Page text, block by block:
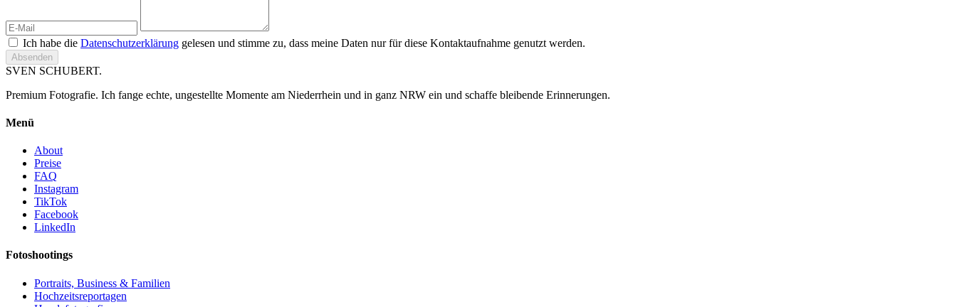
Ich habe die Datenschutzerklärung gelesen und stimme zu, dass meine Daten nur für diese Kontaktaufnahme genutzt werden.
Absenden
SVEN SCHUBERT.
Premium Fotografie. Ich fange echte, ungestellte Momente am Niederrhein und in ganz NRW ein und schaffe bleibende Erinnerungen.
Menü
About
Preise
FAQ
Instagram
TikTok
Facebook
LinkedIn
Fotoshootings
Portraits, Business & Familien
Hochzeitsreportagen